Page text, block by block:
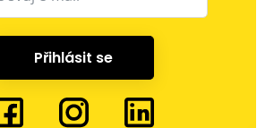
Přihlásit se